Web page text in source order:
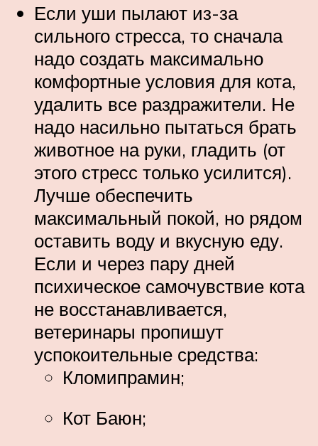
Если уши пылают из-за
сильного стресса, то сначала
надо создать максимально
комфортные условия для кота,
удалить все раздражители. Не
надо насильно пытаться брать
животное на руки, гладить (от
этого стресс только усилится).
Лучше обеспечить
максимальный покой, но рядом
оставить воду и вкусную еду.
Если и через пару дней
психическое самочувствие кота
не восстанавливается,
ветеринары пропишут
успокоительные средства:
Кломипрамин;
Кот Баюн;